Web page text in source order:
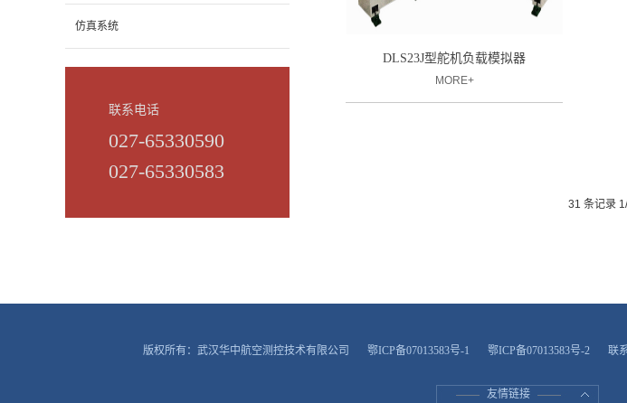
仿真系统
联系电话
027-65330590
027-65330583
DLS23J型舵机负载模拟器
MORE+
31 条记录
版权所有：武汉华中航空测控技术有限公司 鄂ICP备07013583号-1 鄂ICP备07013583号-2 联
友情链接